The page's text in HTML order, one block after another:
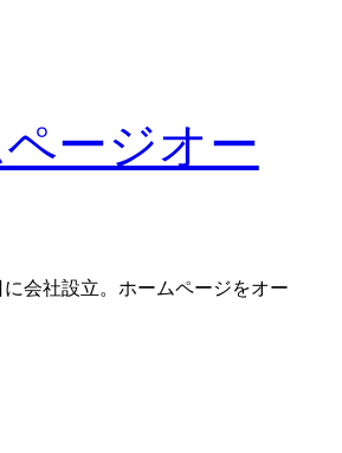
ージオー
会社設立。ホームページをオー